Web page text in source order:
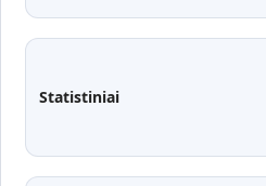
Statistiniai
Administracija
Fakultetai
Moodle